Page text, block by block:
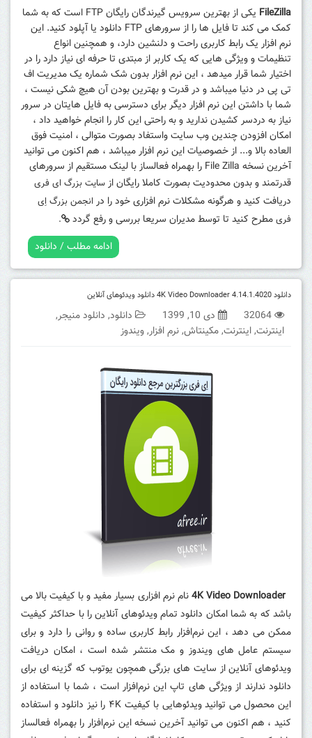
FileZilla
یکی از بهترین سرویس گیرندگان رایگان FTP است که به شما
کمک می کند تا فایل ها را از سرورهای FTP دانلود یا آپلود کنید. این
نرم افزار یک رابط کاربری راحت و دلنشین دارد، و همچنین انواع
تنظیمات و ویژگی هایی که یک کاربر از مبتدی تا حرفه ای نیاز دارد را در
اختیار شما قرار میدهد ، این نرم افزار بدون شک شماره یک مدیریت اف
تی پی در دنیا میباشد و در قدرت و بهترین بودن آن هیچ شکی نیست ،
شما با داشتن این نرم افزار دیگر برای دسترسی به فایل هایتان در سرور
نیاز به دردسر کشیدن ندارید و به راحتی این کار را انجام خواهید داد ،
امکان افزودن چندین وب سایت واستفاد بصورت متوالی ، امنیت فوق
العاده بالا و... از خصوصیات این نرم افزار میباشد ، هم اکنون می توانید
آخرین نسخه File Zilla را بهمراه فعالساز با لینک مستقیم از سرورهای
قدرتمند و بدون محدودیت بصورت کاملا رایگان از سایت بزرگ ای فری
دریافت کنید و هرگونه مشکلات نرم افزاری خود را در انجمن بزرگ اِی
فری مطرح کنید تا توسط مدیران سریعا بررسی و رفع گردد .
ادامه مطلب / دانلود
دانلود 4K Video Downloader 4.14.1.4020 دانلود ویدئوهای آنلاین
32064 دی 10, 1399 دانلود, دانلود منیجر,
اینترنت,اینترنت,مکینتاش,نرم افزار,ویندوز
4K Video Downloaderنام نرم افزاری بسیار مفید و با کیفیت بالا می
باشد که به شما امکان دانلود تمام ویدئوهای آنلاین را با حداکثر کیفیت
ممکن می دهد ، این نرم‌افزار رابط کاربری ساده و روانی را دارد و برای
سیستم عامل های ویندوز و مک منتشر شده است ، امکان دریافت
ویدئوهای آنلاین از سایت های بزرگی همچون یوتوب که گزینه ای برای
دانلود ندارند از ویژگی های تاپ این نرم‌افزار است ، شما با استفاده از
این محصول می توانید ویدئوهایی با کیفیت ۴K را نیز دانلود و استفاده
کنید ، هم اکنون می توانید آخرین نسخه این نرم‌افزار را بهمراه فعالساز